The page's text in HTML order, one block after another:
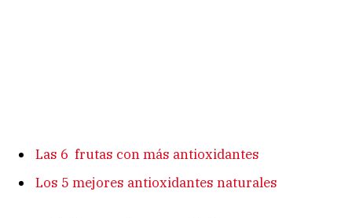
Las 6 frutas con más antioxidantes
Los 5 mejores antioxidantes naturales